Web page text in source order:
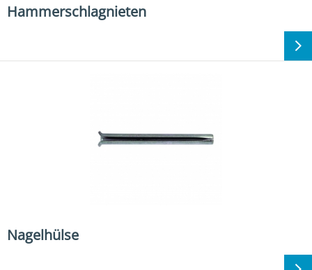
Hammerschlagnieten
Nagelhülse